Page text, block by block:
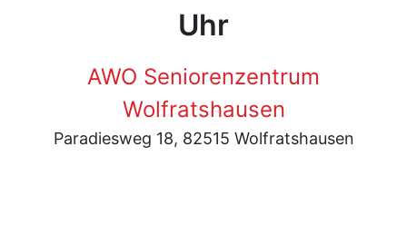
Uhr
AWO Seniorenzentrum
Wolfratshausen
Paradiesweg 18, 82515 Wolfratshausen